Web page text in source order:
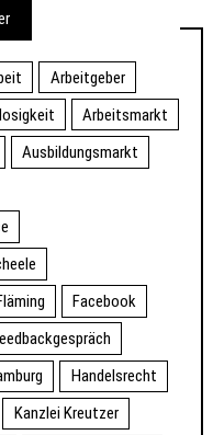
Arbeitgeber
Arbeitsmarkt
Ausbildungsmarkt
Facebook
Handelsrecht
Kanzlei Kreutzer